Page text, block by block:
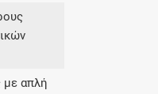
με απλή